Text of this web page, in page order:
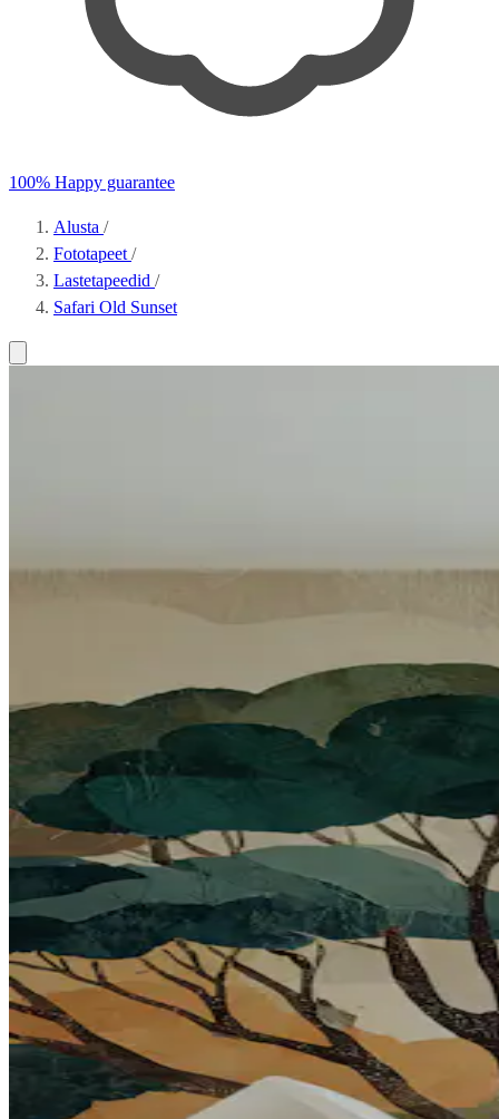
100% Happy guarantee
Alusta /
Fototapeet /
Lastetapeedid /
Safari Old Sunset